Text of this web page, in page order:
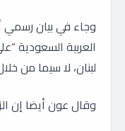
وجاء في بيان رسمي
العربية السعودية
لبنان، لا سيما من
وقال عون أيضا إن